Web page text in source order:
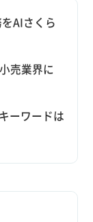
AIさくら
売業界に
ーワードは